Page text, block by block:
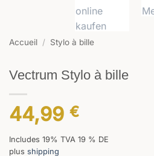
Accueil / Stylo à bille
Vectrum Stylo à bille
44,99 €
Includes 19% TVA 19 % DE
plus shipping